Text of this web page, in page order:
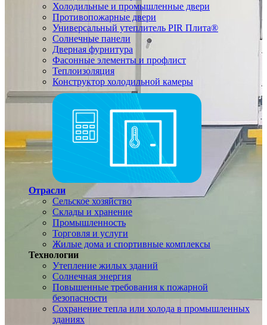
Холодильные и промышленные двери
Противопожарные двери
Универсальный утеплитель PIR Плита®
Солнечные панели
Дверная фурнитура
Фасонные элементы и профлист
Теплоизоляция
Конструктор холодильной камеры
Отрасли
Сельское хозяйство
Склады и хранение
Промышленность
Торговля и услуги
Жилые дома и спортивные комплексы
Технологии
Утепление жилых зданий
Солнечная энергия
Повышенные требования к пожарной
безопасности
Сохранение тепла или холода в промышленных
зданиях